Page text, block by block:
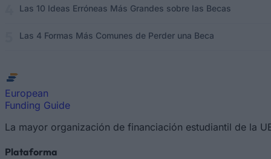
Las 10 Ideas Erróneas Más Grandes sobre las Becas
Las 4 Formas Más Comunes de Perder una Beca
European
Funding Guide
La mayor organización de financiación estudiantil de la
Plataforma